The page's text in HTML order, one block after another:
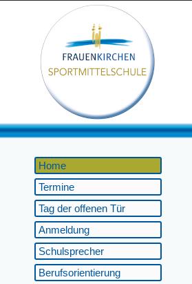
Home
Termine
Tag der offenen Tür
Anmeldung
Schulsprecher
Berufsorientierung